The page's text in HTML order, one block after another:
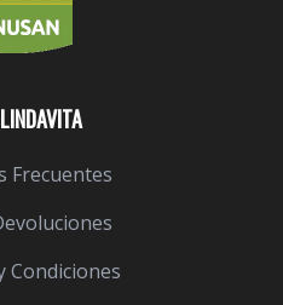
Frecuentes
Condiciones